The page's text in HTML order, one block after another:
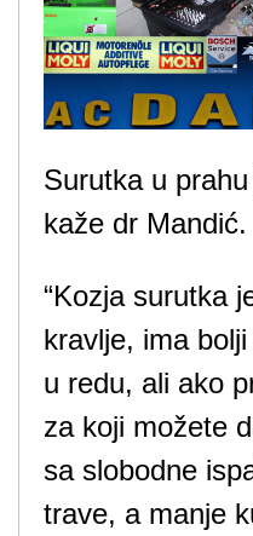
Surutka u
kaže dr Mandić.
“Kozja surutka
kravlje, ima
u redu, ali ako
za koji možete
sa slobodne
trave, a manje